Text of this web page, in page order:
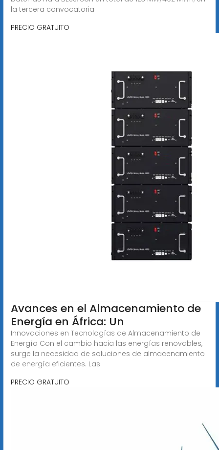
la tercera convocatoria
PRECIO GRATUITO
Avances en el Almacenamiento de
Energía en África: Un
Innovaciones en Tecnologías de Almacenamiento de
Energía Con el cambio hacia las energías renovables,
surge la necesidad de soluciones de almacenamiento
de energía eficientes. Las
PRECIO GRATUITO